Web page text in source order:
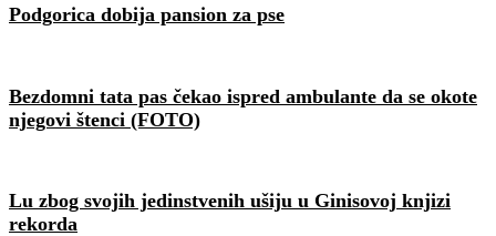
Podgorica dobija pansion za pse
Bezdomni tata pas čekao ispred ambulante da se okote
njegovi štenci (FOTO)
Lu zbog svojih jedinstvenih ušiju u Ginisovoj knjizi
rekorda